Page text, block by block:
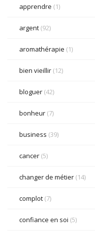
apprendre (1)
argent (92)
aromathérapie (1)
bien vieillir (12)
bloguer (42)
bonheur (7)
business (39)
cancer (5)
changer de métier (14)
complot (7)
confiance en soi (5)